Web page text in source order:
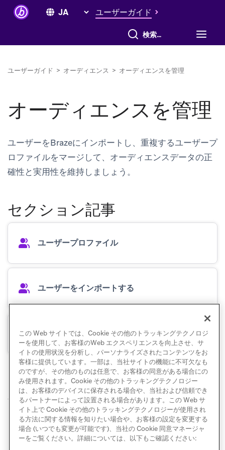
ユーザーガイド
すべて検索
ユーザーガイド > オーディエンス > オーディエンスを管理
オーディエンスを管理
ユーザーをBrazeにインポートし、重複するユーザープ
ロファイルをマージして、オーディエンスデータの正
確性と実用性を維持しましょう。
セクション記事
ユーザープロファイル
ユーザーをインポートする
重複ユーザーをマージする
© Braze. All Rights Reserved Privacy Policy Cookie 優先設定
この Web サイトでは、Cookie その他のトラッキングテクノロジ
ーを使用して、お客様のWeb エクスペリエンスを向上させ、サ
イトの使用状況を分析し、パーソナライズされたコンテンツをお
客様に提供しています。一部は、当社サイトの機能に不可欠なも
のですが、その他のものは任意で、お客様の同意がある場合にの
み使用されます。Cookie その他のトラッキングテクノロジー
は、お客様のデバイスに保存される場合や、当社および信頼でき
るパートナーによって設置される場合があります。この Web サ
イト上で Cookie その他のトラッキングテクノロジーが使用され
る方法に関する情報を知りたい場合や、お客様の設定を変更する
場合 (いつでも変更が可能です)、当社の Cookie 同意マネージャ
ーをご覧ください。詳細については、以下もご確認ください: